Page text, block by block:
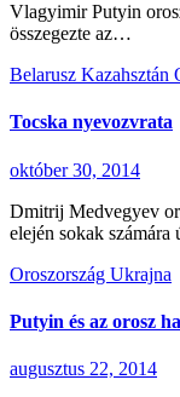
Vlagyimir Putyin
összegezte az…
Belarusz Kazahsztán
Tocska nyevozvrata
október 30, 2014
Dmitrij Medvegyev
elején sokak
Oroszország Ukrajna
Putyin és az orosz
augusztus 22, 2014